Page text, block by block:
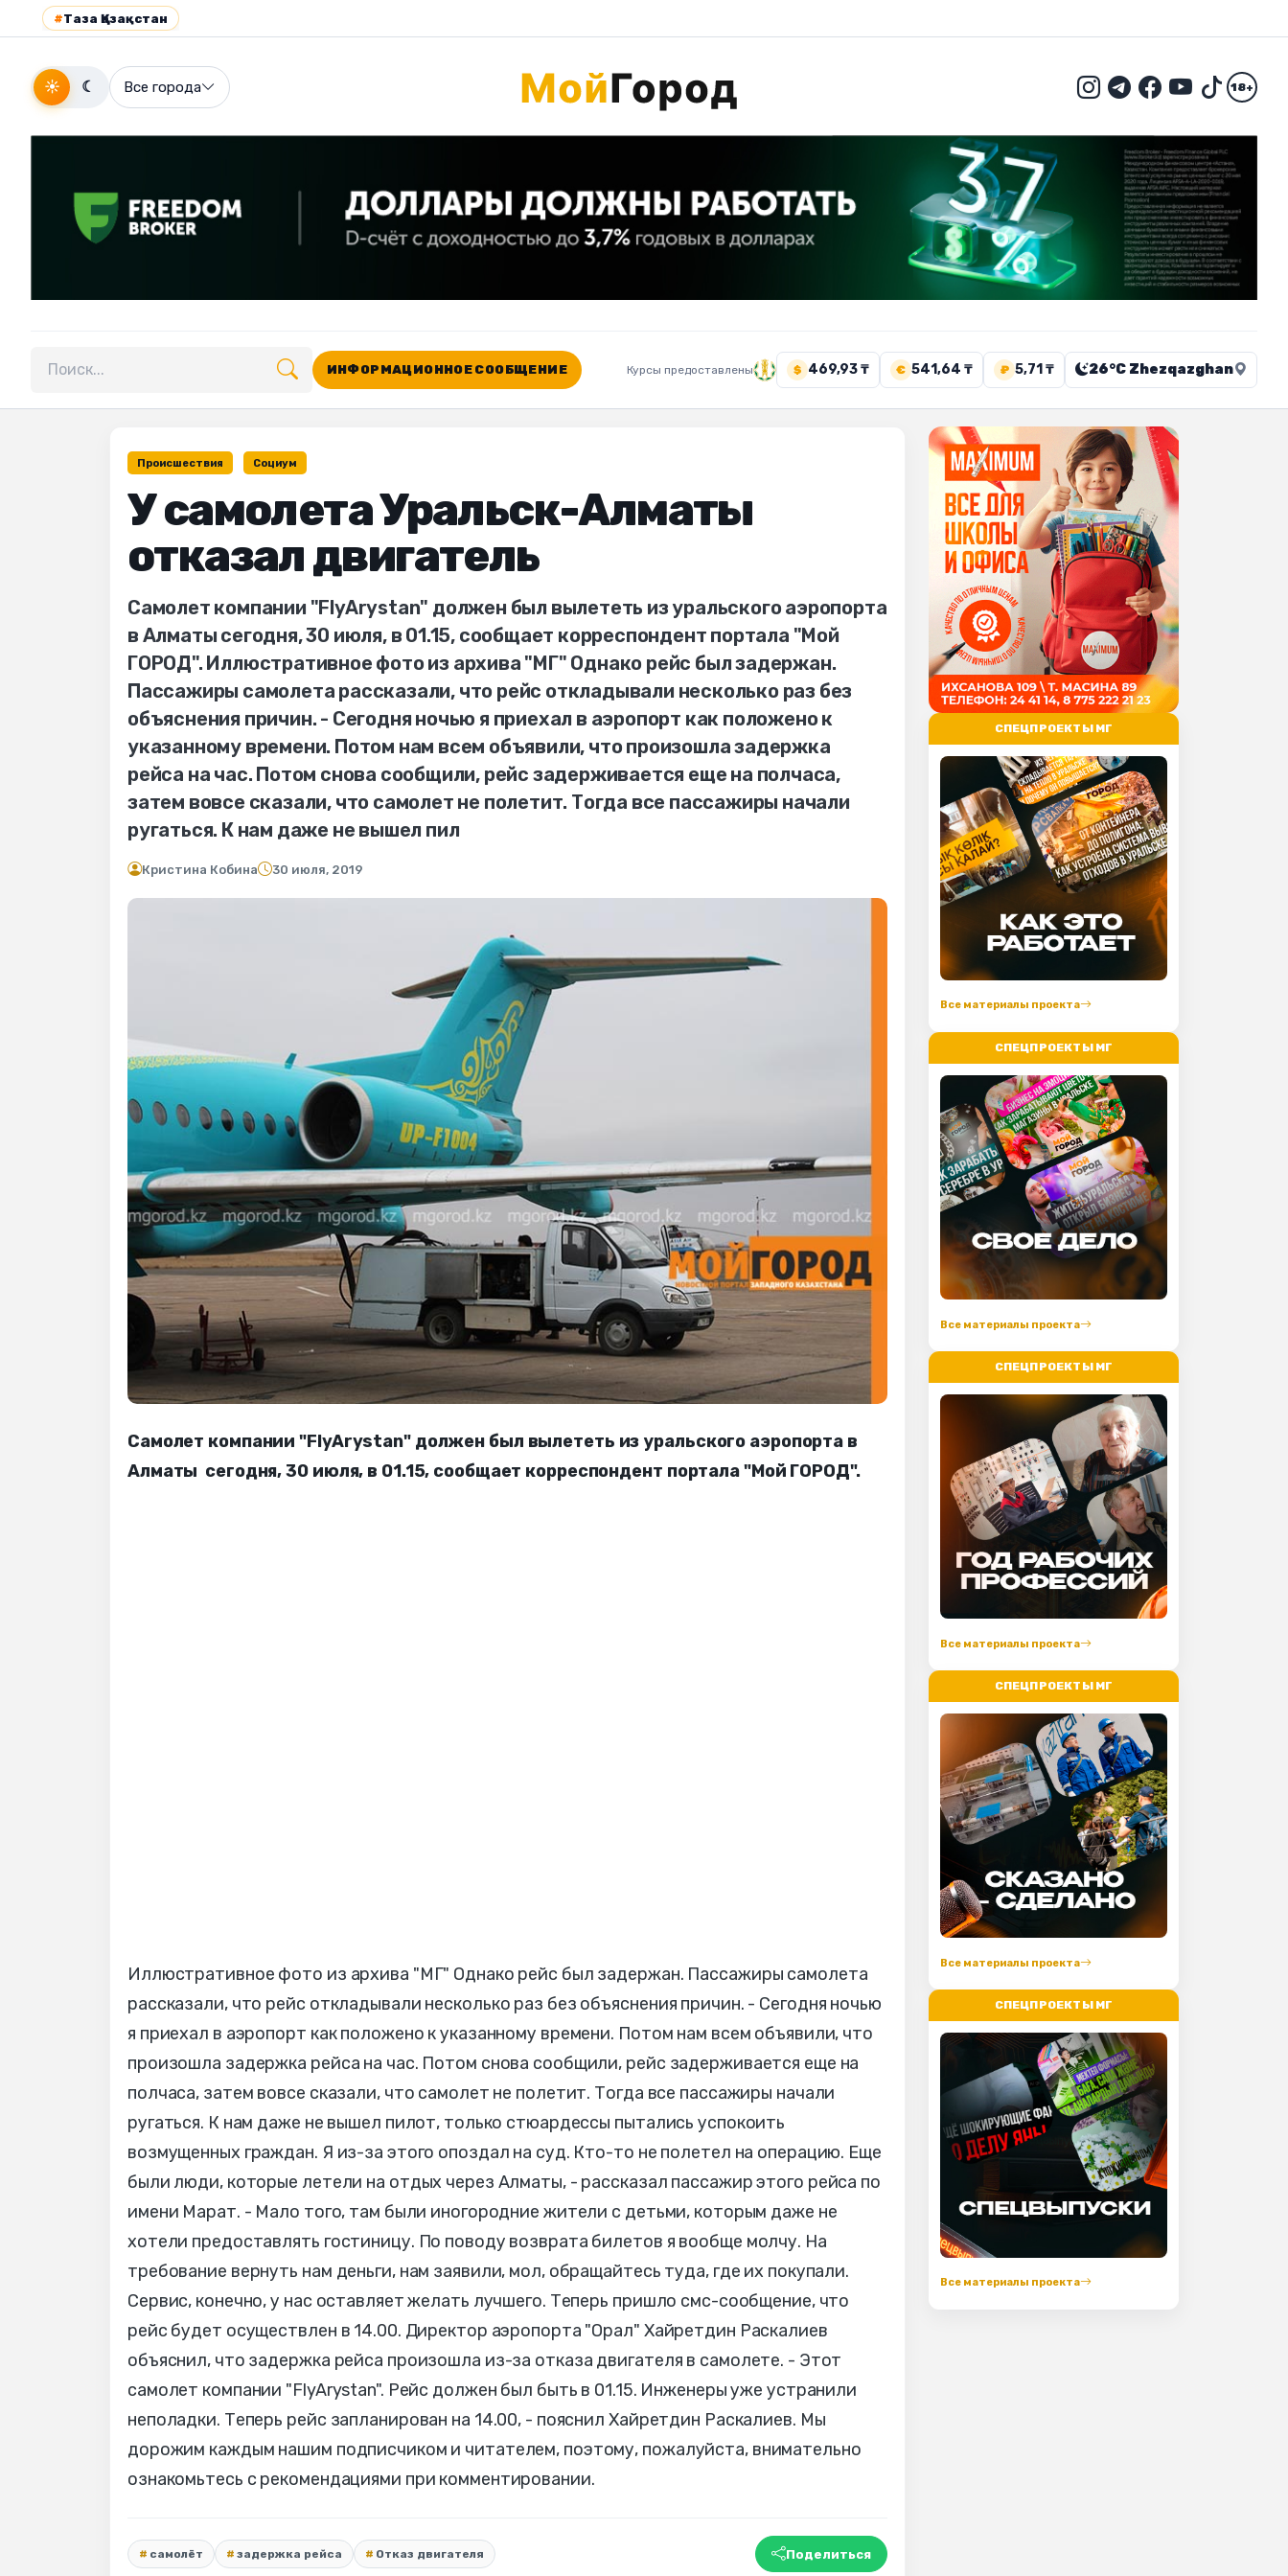
#Таза Қазақстан
☀ ☾ Все города 18+
Поиск по сайту
ИНФОРМАЦИОННОЕ СООБЩЕНИЕ Курсы предоставлены $ 469,93 ₸ € 541,64 ₸ ₽ 5,71 ₸ 26°C Zhezqazghan
Происшествия Социум
У самолета Уральск-Алматы
отказал двигатель
Самолет компании "FlyArystan" должен был вылететь из уральского аэропорта
в Алматы сегодня, 30 июля, в 01.15, сообщает корреспондент портала "Мой
ГОРОД". Иллюстративное фото из архива "МГ" Однако рейс был задержан.
Пассажиры самолета рассказали, что рейс откладывали несколько раз без
объяснения причин. - Сегодня ночью я приехал в аэропорт как положено к
указанному времени. Потом нам всем объявили, что произошла задержка
рейса на час. Потом снова сообщили, рейс задерживается еще на полчаса,
затем вовсе сказали, что самолет не полетит. Тогда все пассажиры начали
ругаться. К нам даже не вышел пил
Кристина Кобина 30 июля, 2019
Самолет компании "FlyArystan" должен был вылететь из уральского аэропорта в
Алматы сегодня, 30 июля, в 01.15, сообщает корреспондент портала "Мой ГОРОД".
Иллюстративное фото из архива "МГ" Однако рейс был задержан. Пассажиры самолета
рассказали, что рейс откладывали несколько раз без объяснения причин. - Сегодня ночью
я приехал в аэропорт как положено к указанному времени. Потом нам всем объявили, что
произошла задержка рейса на час. Потом снова сообщили, рейс задерживается еще на
полчаса, затем вовсе сказали, что самолет не полетит. Тогда все пассажиры начали
ругаться. К нам даже не вышел пилот, только стюардессы пытались успокоить
возмущенных граждан. Я из-за этого опоздал на суд. Кто-то не полетел на операцию. Еще
были люди, которые летели на отдых через Алматы, - рассказал пассажир этого рейса по
имени Марат. - Мало того, там были иногородние жители с детьми, которым даже не
хотели предоставлять гостиницу. По поводу возврата билетов я вообще молчу. На
требование вернуть нам деньги, нам заявили, мол, обращайтесь туда, где их покупали.
Сервис, конечно, у нас оставляет желать лучшего. Теперь пришло смс-сообщение, что
рейс будет осуществлен в 14.00. Директор аэропорта "Орал" Хайретдин Раскалиев
объяснил, что задержка рейса произошла из-за отказа двигателя в самолете. - Этот
самолет компании "FlyArystan". Рейс должен был быть в 01.15. Инженеры уже устранили
неполадки. Теперь рейс запланирован на 14.00, - пояснил Хайретдин Раскалиев. Мы
дорожим каждым нашим подписчиком и читателем, поэтому, пожалуйста, внимательно
ознакомьтесь с рекомендациями при комментировании.
самолёт задержка рейса Отказ двигателя Поделиться
СПЕЦПРОЕКТЫ МГ
Все материалы проекта
СПЕЦПРОЕКТЫ МГ
Все материалы проекта
СПЕЦПРОЕКТЫ МГ
Все материалы проекта
СПЕЦПРОЕКТЫ МГ
Все материалы проекта
СПЕЦПРОЕКТЫ МГ
Все материалы проекта